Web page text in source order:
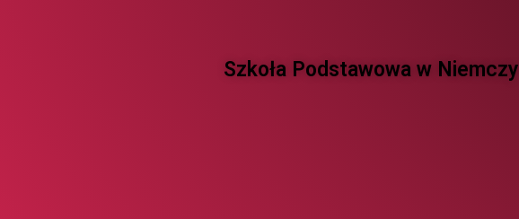
Szkoła Podstawowa w Niemczy ​